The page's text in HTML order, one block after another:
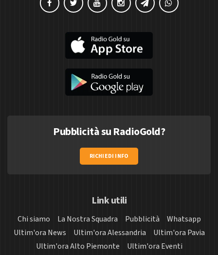
Pubblicità su RadioGold?
RICHIEDI INFO
Link utili
Chi siamo La Nostra Squadra Pubblicità
Whatsapp
Ultim'ora News
Ultim'ora Alessandria
Ultim'ora Pavia
Ultim'ora Alto Piemonte
Ultim'ora Eventi